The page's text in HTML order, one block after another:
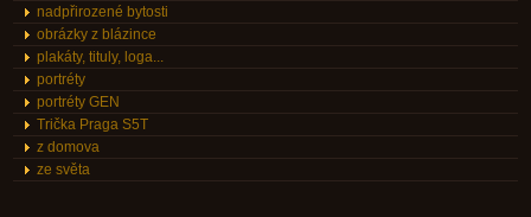
nadpřirozené bytosti
obrázky z blázince
plakáty, tituly, loga...
portréty
portréty GEN
Trička Praga S5T
z domova
ze světa